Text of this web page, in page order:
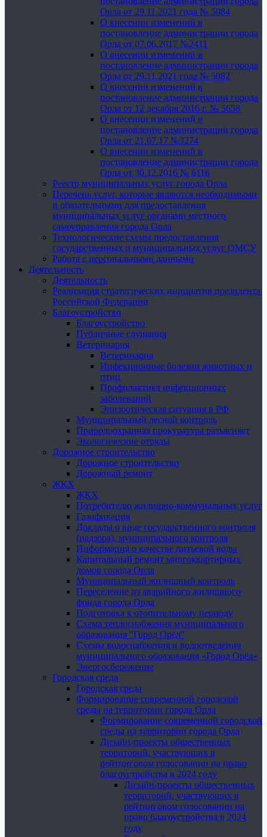
Орла от 29.11.2021 года № 5084
О внесении изменений в
постановление администрации города
Орла от 07.06.2017 №2411
О внесении изменений в
постановление администрации города
Орла от 29.11.2021 года № 5082
О внесении изменений в
постановление администрации города
Орла от 12 декабря 2016 г. № 5658
О внесении изменений в
постановление администрации города
Орла от 21.07.17 №3274
О внесении изменений в
постановление администрации города
Орла от 30.12.2016 № 6116
Реестр муниципальных услуг города Орла
Перечень услуг, которые являются необходимыми
и обязательными для предоставления
муниципальных услуг органами местного
самоуправления города Орла
Технологические схемы предоставления
государственных и муниципальных услуг ОМСУ
Работа с персональными данными
Деятельность
Деятельность
Реализация стратегических инициатив президента
Российской Федерации
Благоустройство
Благоустройство
Публичные слушания
Ветеринария
Ветеринария
Инфекционные болезни животных и
птиц
Профилактика инфекционных
заболеваний
Эпизоотическая ситуация в РФ
Муниципальный лесной контроль
Природоохранная прокуратура разъясняет
Экологические отряды
Дорожное строительство
Дорожное строительство
Дорожный ремонт
ЖКХ
ЖКХ
Потребителю жилищно-коммунальных услуг
Газификация
Доклады о виде государственного контроля
(надзора), муниципального контроля
Информация о качестве питьевой воды
Капитальный ремонт многоквартирных
домов города Орла
Муниципальный жилищный контроль
Переселение из аварийного жилищного
фонда города Орла
Подготовка к отопительному периоду
Схема теплоснабжения муниципального
образования "Город Орёл"
Схемы водоснабжения и водоотведения
муниципального образования «Город Орёл»
Энергосбережение
Городская среда
Городская среда
Формирование современной городской
среды на территории города Орла
Формирование современной городской
среды на территории города Орла
Дизайн-проекты общественных
территорий, участвующих в
рейтинговом голосовании на право
благоустройства в 2024 году
Дизайн-проекты общественных
территорий, участвующих в
рейтинговом голосовании на
право благоустройства в 2024
году